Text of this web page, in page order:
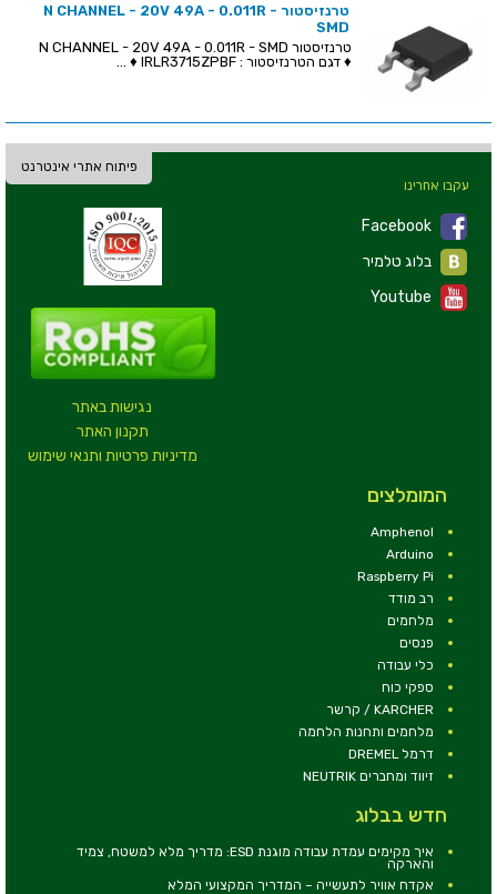
טרנזיסטור N CHANNEL - 20V 49A - 0.011R -
SMD
♦ דגם הטרנזיסטור : IRLR3715ZPBF ♦ ...
פיתוח אתרי אינטרנט
נגישות באתר
תקנון האתר
מדיניות פרטיות ותנאי שימוש
עקבו אחרינו
Facebook
Youtube
המומלצים
Amphenol
Arduino
Raspberry Pi
רב מודד
מלחמים
פנסים
כלי עבודה
ספקי כוח
KARCHER / קרשר
מלחמים ותחנות הלחמה
דרמל DREMEL
זיווד ומחברים NEUTRIK
חדש בבלוג
איך מקימים עמדת עבודה מוגנת ESD: מדריך מלא למשטח, צמיד
והארקה
אקדח אוויר לתעשייה – המדריך המקצועי המלא